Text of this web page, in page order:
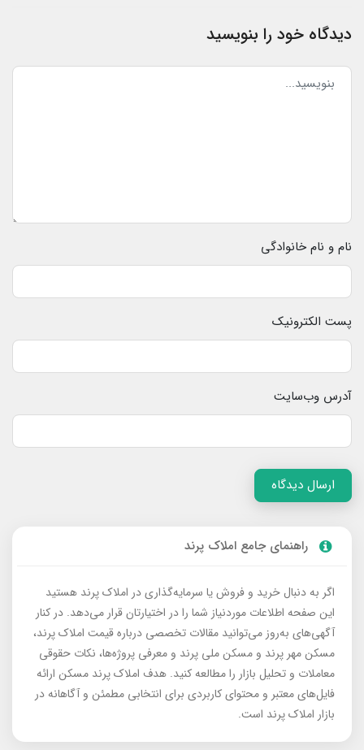
دیدگاه خود را بنویسید
نام و نام خانوادگی
پست الکترونیک
آدرس وب‌سایت
ارسال دیدگاه
راهنمای جامع املاک پرند
اگر به دنبال خرید و فروش یا سرمایه‌گذاری در املاک پرند هستید
این صفحه اطلاعات موردنیاز شما را در اختیارتان قرار می‌دهد. در کنار
آگهی‌های به‌روز می‌توانید مقالات تخصصی درباره قیمت املاک پرند،
مسکن مهر پرند و مسکن ملی پرند و معرفی پروژه‌ها، نکات حقوقی
معاملات و تحلیل بازار را مطالعه کنید. هدف املاک پرند مسکن ارائه
فایل‌های معتبر و محتوای کاربردی برای انتخابی مطمئن و آگاهانه در
بازار املاک پرند است.